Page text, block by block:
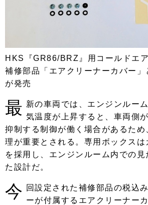
HKS『GR86/BRZ』用コールドエ
補修部品「エアクリーナーカバー」
が発売
最 新の車両では、エンジンルー
気温度が上昇すると、車両側
抑制する制御が働く場合があるため
理が重要とされる。専用ボックス
を採用し、エンジンルーム内での見
た設計だ。
今 回設定された補修部品の税込
ーが付属するエアクリーナー